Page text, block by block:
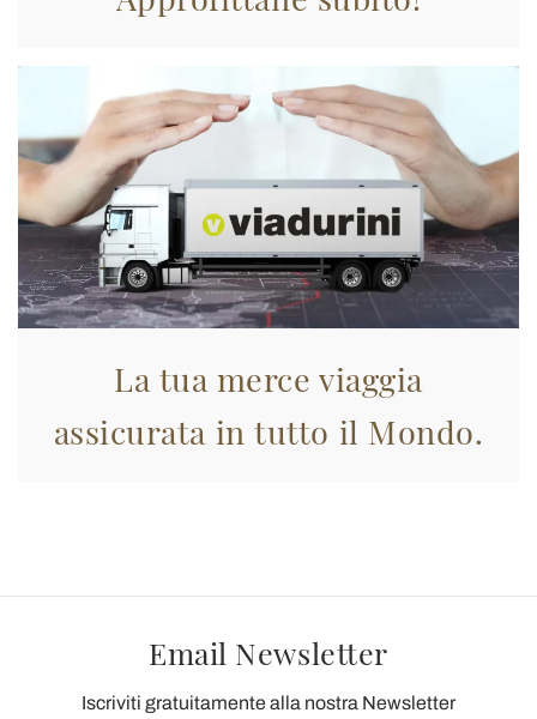
La tua merce viaggia
assicurata in tutto il Mondo.
Email Newsletter
Iscriviti gratuitamente alla nostra Newsletter